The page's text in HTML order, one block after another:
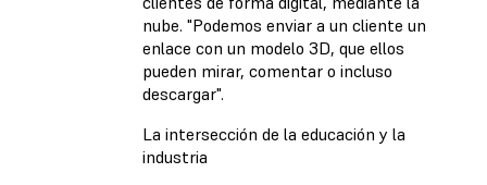
nube. "Podemos enviar a un cliente un
enlace con un modelo 3D, que ellos
pueden mirar, comentar o incluso
descargar".
La intersección de la educación y la
industria